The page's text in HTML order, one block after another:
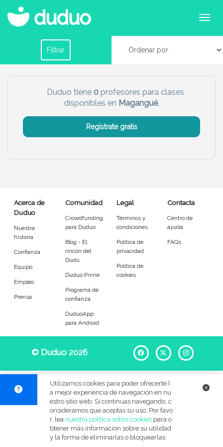
y secundaria en Magangué
Filtrar
Filtrar por horario
Chico Chica
Más servicio del dudú
Limpieza Manitas
Entrenador Asistente
Tipo de atención
Primaria
Selectividad
Universitarios
Materias
Apoyo escolar Ayuda con deberes
Técnicas de estudio Artes plásticas
Duduo tiene 0profesores para clases
disponibles en Magangué.
Regístrate gratis
Acerca de
Duduo
Nuestra
historia
Confianza
Equipo
Empleo
Prensa
Comunidad
Crowdfunding
para Duduo
Blog - El
rincón del
Dudú
Duduo Prime
Programa de
confianza
DuduoApp
para Android
Legal
Términos y
condiciones
Política de
privacidad
Política de
cookies
Contacta
Centro de
ayuda
FAQs
© Duduo 2026 Facebook
X
Utilizamos cookies para poder ofrecerte l
a mejor experiencia de navegación en nu
estro sitio web. Si continuas navegando, c
onsideramos que aceptas su uso. Por favo
r, lea nuestra política sobre cookiespara o
btener más información sobre su utilidad
y la forma de eliminarlas o bloquearlas.